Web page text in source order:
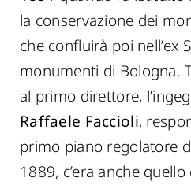
la conservazione dei
che confluirà poi nell’ex
monumenti di Bologna.
al primo direttore,
Raffaele Faccioli,
primo piano regolatore
1889, c’era anche